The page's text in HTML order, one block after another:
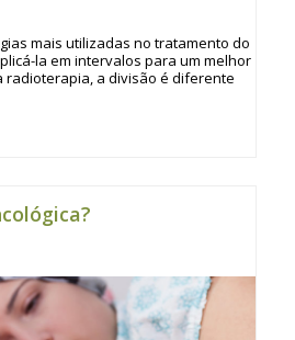
mais utilizadas no tratamento do
la em intervalos para um melhor
radioterapia, a divisão é diferente